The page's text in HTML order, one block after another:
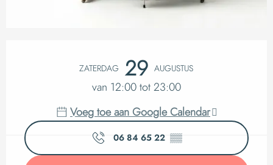
Openingstijden en
ZATERDAG 29 AUGUSTUS
van 12:00 tot 23:00
Voeg toe aan Google Calendar
06 84 65 22 ▒▒